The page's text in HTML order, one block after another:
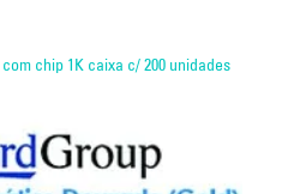
chip 1K caixa c/ 200 unidades